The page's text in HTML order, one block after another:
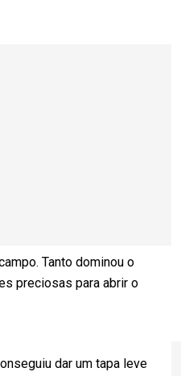
Tanto dominou o
preciosas para abrir o
dar um tapa leve